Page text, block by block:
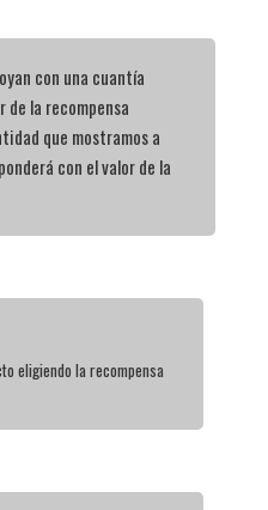
con una cuantía
de la recompensa
que mostramos a
con el valor de la
eligiendo la recompensa